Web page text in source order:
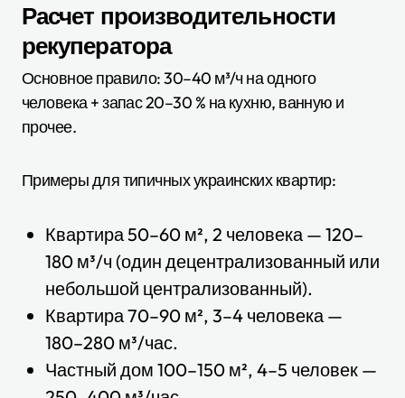
Расчет производительности
рекуператора
Основное правило: 30–40 м³/ч на одного
человека + запас 20–30 % на кухню, ванную и
прочее.
Примеры для типичных украинских квартир:
Квартира 50–60 м², 2 человека — 120–
180 м³/ч (один децентрализованный или
небольшой централизованный).
Квартира 70–90 м², 3–4 человека —
180–280 м³/час.
Частный дом 100–150 м², 4–5 человек —